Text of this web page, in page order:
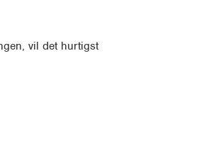
vil det hurtigst